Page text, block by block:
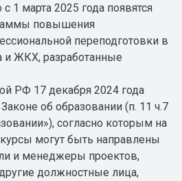
1 марта 2025 года появятся
повышения
переподготовки в
и ЖКХ, разработанные
РФ 17 декабря 2024 года
об образовании (п. 11 ч.7
согласно которым на
могут быть направлены
и менеджеры проектов,
должностные лица,